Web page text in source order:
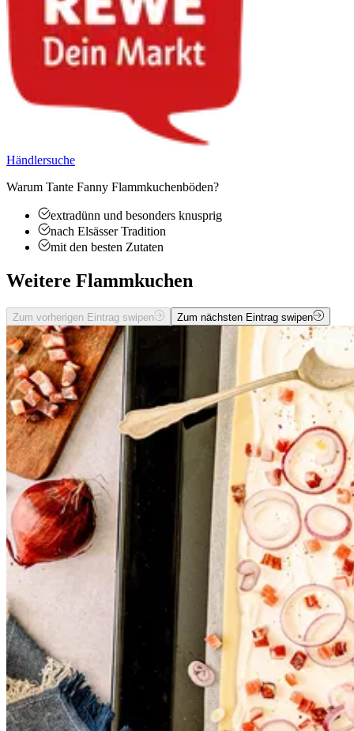
Händlersuche
Warum Tante Fanny Flammkuchenböden?
extradünn und besonders knusprig
nach Elsässer Tradition
mit den besten Zutaten
Weitere Flammkuchen
Zum vorherigen Eintrag swipen Zum nächsten Eintrag swipen